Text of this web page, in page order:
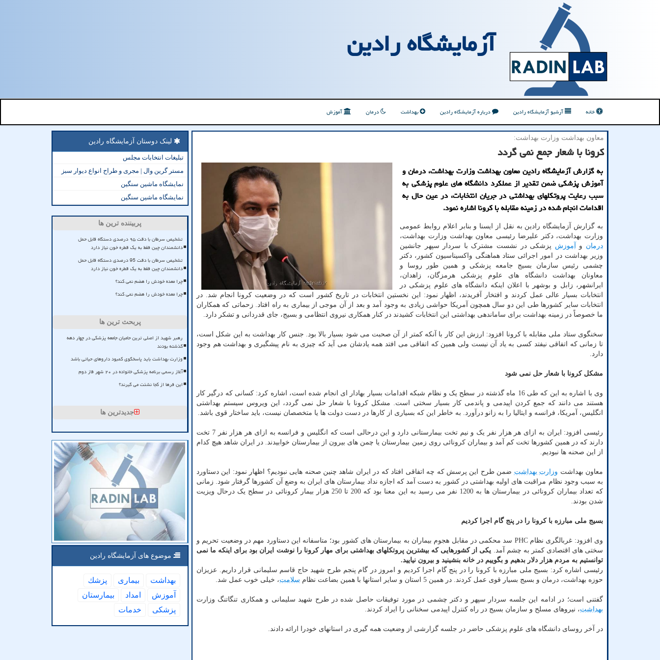
آزمایشگاه رادین
خانه آرشیو آزمایشگاه رادین درباره آزمایشگاه رادین بهداشت درمان آموزش
معاون بهداشت وزارت بهداشت:
كرونا با شعار جمع نمی گردد
به گزارش آزمایشگاه رادین معاون بهداشت وزارت بهداشت، درمان و
آموزش پزشکی ضمن تقدیر از عملکرد دانشگاه های علوم پزشکی به
سبب رعایت پروتکلهای بهداشتی در جریان انتخابات، در عین حال به
اقدامات انجام شده در زمینه مقابله با کرونا اشاره نمود.
به گزارش آزمایشگاه رادین به نقل از ایسنا و بنابر اعلام روابط عمومی
وزارت بهداشت، دکتر علیرضا رئیسی معاون بهداشت وزارت بهداشت،
درمان و آموزش پزشکی در نشست مشترک با سردار سپهر جانشین
وزیر بهداشت در امور اجرائی ستاد هماهنگی واکسیناسیون کشور، دکتر
چشمی رئیس سازمان بسیج جامعه پزشکی و همین طور روسا و
معاونان بهداشت دانشگاه های علوم پزشکی هرمزگان، زاهدان،
ایرانشهر، زابل و بوشهر با اعلان اینکه دانشگاه های علوم پزشکی در
انتخابات بسیار عالی عمل کردند و افتخار آفریدند، اظهار نمود: این نخستین انتخابات در تاریخ کشور است که در وضعیت کرونا انجام شد. در
انتخابات سایر کشورها طی این دو سال همچون آمریکا حواشی زیادی به وجود آمد و بعد از آن موجی از بیماری به راه افتاد. زحماتی که همکاران
ما خصوصاً در زمینه بهداشت برای ساماندهی بهداشتی این انتخابات کشیدند در کنار همکاری نیروی انتظامی و بسیج، جای قدردانی و تشکر دارد.
سخنگوی ستاد ملی مقابله با کرونا افزود: ارزش این کار با آنکه کمتر از آن صحبت می شود بسیار بالا بود. جنس کار بهداشت به این شکل است،
تا زمانی که اتفاقی نیفتد کسی به یاد آن نیست ولی همین که اتفاقی می افتد همه یادشان می آید که چیزی به نام پیشگیری و بهداشت هم وجود
دارد.
مشکل کرونا با شعار حل نمی شود
وی با اشاره به این که طی 16 ماه گذشته در سطح یک و نظام شبکه اقدامات بسیار بهادار ای انجام شده است، اشاره کرد: کسانی که درگیر کار
هستند می دانند که جمع کردن اپیدمی و پاندمی کار بسیار سختی است. مشکل کرونا با شعار حل نمی گردد، این ویروس سیستم بهداشتی
انگلیس، آمریکا، فرانسه و ایتالیا را به زانو درآورد. به خاطر این که بسیاری از کارها در دست دولت ها یا متخصصان نیست، باید ساختار قوی باشد.
رئیسی افزود: ایران به ازای هر هزار نفر یک و نیم تخت بیمارستانی دارد و این درحالی است که انگلیس و فرانسه به ازای هر هزار نفر 7 تخت
دارند که در همین کشورها تخت کم آمد و بیماران کرونائی روی زمین بیمارستان یا چمن های بیرون از بیمارستان خوابیدند. در ایران شاهد هیچ کدام
از این صحنه ها نبودیم.
معاون بهداشت وزارت بهداشت ضمن طرح این پرسش که چه اتفاقی افتاد که در ایران شاهد چنین صحنه هایی نبودیم؟ اظهار نمود: این دستاورد
به سبب وجود نظام مراقبت های اولیه بهداشتی در کشور به دست آمد که اجازه نداد بیمارستان های ایران به وضع آن کشورها گرفتار شود. زمانی
که تعداد بیماران کرونائی در بیمارستان ها به 1200 نفر می رسید به این معنا بود که 200 تا 250 هزار بیمار کرونائی در سطح یک درحال ویزیت
شدن بودند.
بسیج ملی مبارزه با کرونا را در پنج گام اجرا کردیم
وی افزود: غربالگری نظام PHC سد محکمی در مقابل هجوم بیماران به بیمارستان های کشور بود؛ متاسفانه این دستاورد مهم در وضعیت تحریم و
سختی های اقتصادی کمتر به چشم آمد. یکی از کشورهایی که بیشترین پروتکلهای بهداشتی برای مهار کرونا را نوشت ایران بود برای اینکه ما نمی
توانستیم به مردم هزار دلار بدهیم و بگوییم در خانه بنشینید و بیرون نیایید.
رئیسی اشاره کرد: بسیج ملی مبارزه با کرونا را در پنج گام اجرا کردیم و امروز در گام پنجم طرح شهید حاج قاسم سلیمانی قرار داریم. عزیزان
حوزه بهداشت، درمان و بسیج بسیار قوی عمل کردند. در همین 5 استان و سایر استانها با همین بضاعت نظام
سلامت، خیلی خوب عمل شد.
گفتنی است؛ در ادامه این جلسه سردار سپهر و دکتر چشمی در مورد توفیقات حاصل شده در طرح شهید سلیمانی و همکاری تنگاتنگ وزارت
بهداشت، نیروهای مسلح و سازمان بسیج در راه کنترل اپیدمی سخنانی را ایراد کردند.
در آخر روسای دانشگاه های علوم پزشکی حاضر در جلسه گزارشی از وضعیت همه گیری در استانهای خودرا ارائه دادند.
لینک دوستان آزمایشگاه رادین
تبلیغات انتخابات مجلس
مستر گرین وال | مجری و طراح انواع دیوار سبز
نمایشگاه ماشین سنگین
نمایشگاه ماشین سنگین
پربیننده ترین ها
تشخیص سرطان با دقت ۹۵ درصدی دستگاه قابل حمل
دانشمندان چین فقط به یک قطره خون نیاز دارد
تشخیص سرطان با دقت 95 درصدی دستگاه قابل حمل
دانشمندان چین فقط به یک قطره خون نیاز دارد
چرا معده خودش را هضم نمی کند؟
چرا معده خودش را هضم نمی کند؟
پربحث ترین ها
رهبر شهید از اصلی ترین حامیان جامعه پزشکی در چهار دهه
گذشته بودند
وزارت بهداشت باید پاسخگوی کمبود داروهای حیاتی باشد
آغاز رسمی برنامه پزشکی خانواده در ۲۰ شهر فاز دوم
این فرها از کجا نشئت می گیرند؟
جدیدترین ها
موضوع های آزمایشگاه رادین
بهداشت بیماری
پزشك
آموزش
امداد
بیمارستان
پزشكی
خدمات